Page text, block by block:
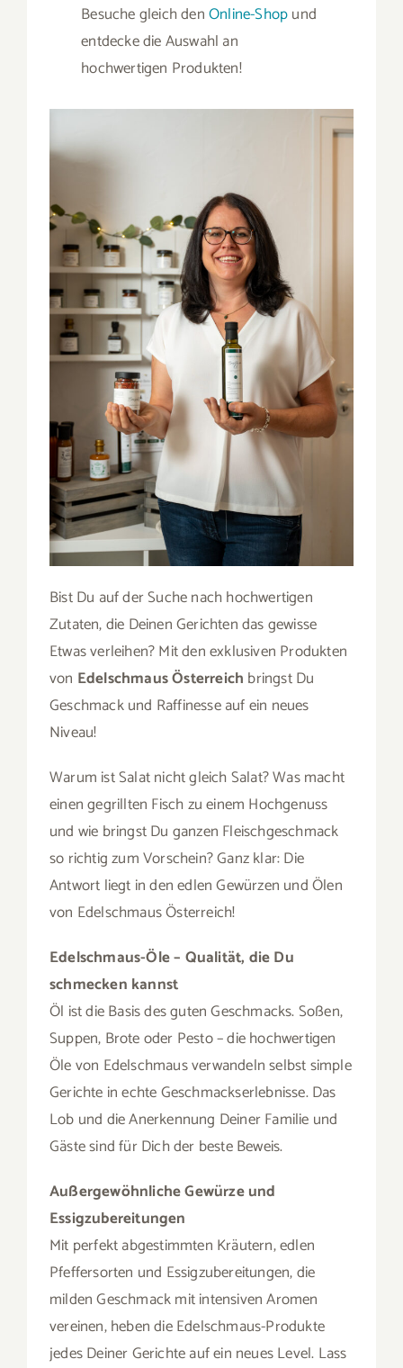
Besuche gleich denOnline-Shopund
entdecke die Auswahl an
hochwertigen Produkten!
Bist Du auf der Suche nach hochwertigen
Zutaten, die Deinen Gerichten das gewisse
Etwas verleihen? Mit den exklusiven Produkten
von Edelschmaus Österreich bringst Du
Geschmack und Raffinesse auf ein neues
Niveau!
Warum ist Salat nicht gleich Salat? Was macht
einen gegrillten Fisch zu einem Hochgenuss
und wie bringst Du ganzen Fleischgeschmack
so richtig zum Vorschein? Ganz klar: Die
Antwort liegt in den edlen Gewürzen und Ölen
von Edelschmaus Österreich!
Edelschmaus-Öle – Qualität, die Du
schmecken kannst
Öl ist die Basis des guten Geschmacks. Soßen,
Suppen, Brote oder Pesto – die hochwertigen
Öle von Edelschmaus verwandeln selbst simple
Gerichte in echte Geschmackserlebnisse. Das
Lob und die Anerkennung Deiner Familie und
Gäste sind für Dich der beste Beweis.
Außergewöhnliche Gewürze und
Essigzubereitungen
Mit perfekt abgestimmten Kräutern, edlen
Pfeffersorten und Essigzubereitungen, die
milden Geschmack mit intensiven Aromen
vereinen, heben die Edelschmaus-Produkte
jedes Deiner Gerichte auf ein neues Level. Lass